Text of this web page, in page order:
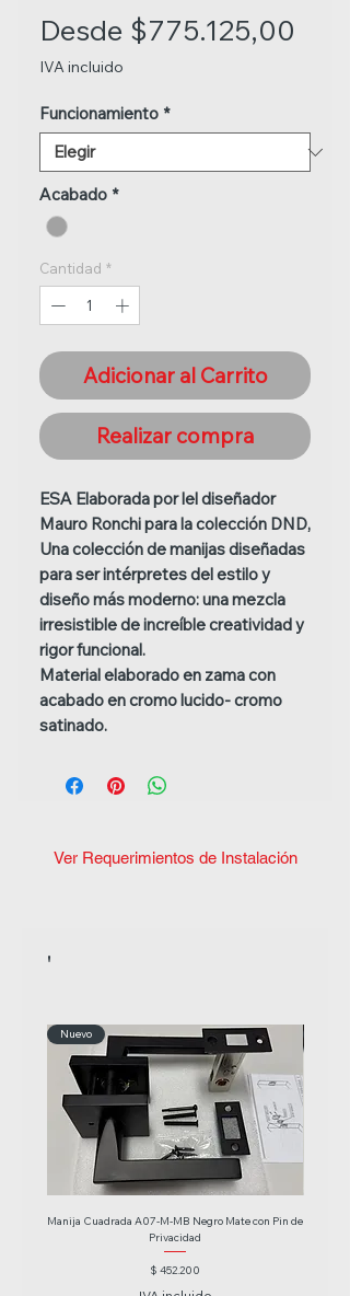
Desde $775.125,00
IVA incluido
Funcionamiento *
Acabado *
Cantidad *
Adicionar al Carrito
Realizar compra
ESA Elaborada por lel diseñador
Mauro Ronchi para la colección DND,
Una colección de manijas diseñadas
para ser intérpretes del estilo y
diseño más moderno: una mezcla
irresistible de increíble creatividad y
rigor funcional.
Material elaborado en zama con
acabado en cromo lucido- cromo
satinado.
Ver Requerimientos de Instalación
'
Nuevo
Manija Cuadrada A07-M-MB Negro Mate con Pin de
Privacidad
Precio
$ 452.200